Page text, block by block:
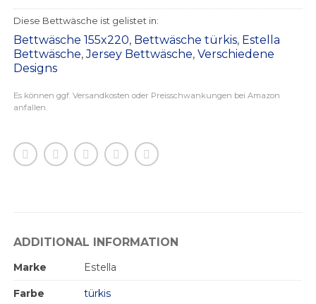
Diese Bettwäsche ist gelistet in:
Bettwäsche 155x220, Bettwäsche türkis, Estella
Bettwäsche, Jersey Bettwäsche, Verschiedene
Designs
Es können ggf. Versandkosten oder Preisschwankungen bei Amazon
anfallen.
ADDITIONAL INFORMATION
Marke Estella
Farbe türkis